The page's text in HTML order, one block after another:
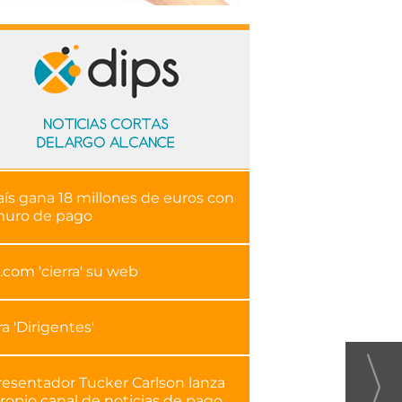
gana 18 millones de euros con
de pago
'cierra' su web
'Dirigentes'
Tucker Carlson lanza